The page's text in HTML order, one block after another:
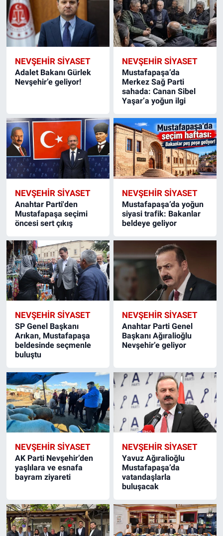
NEVŞEHIR SIYASET
Adalet Bakanı Gürlek
Nevşehir’e geliyor!
NEVŞEHIR SIYASET
Mustafapaşa’da
Merkez Sağ Parti
sahada: Canan Sibel
Yaşar’a yoğun ilgi
NEVŞEHIR SIYASET
Anahtar Parti'den
Mustafapaşa seçimi
öncesi sert çıkış
NEVŞEHIR SIYASET
Mustafapaşa’da yoğun
siyasi trafik: Bakanlar
beldeye geliyor
NEVŞEHIR SIYASET
SP Genel Başkanı
Arıkan, Mustafapaşa
beldesinde seçmenle
buluştu
NEVŞEHIR SIYASET
Anahtar Parti Genel
Başkanı Ağıralioğlu
Nevşehir’e geliyor
NEVŞEHIR SIYASET
AK Parti Nevşehir’den
yaşlılara ve esnafa
bayram ziyareti
NEVŞEHIR SIYASET
Yavuz Ağıralioğlu
Mustafapaşa’da
vatandaşlarla
buluşacak